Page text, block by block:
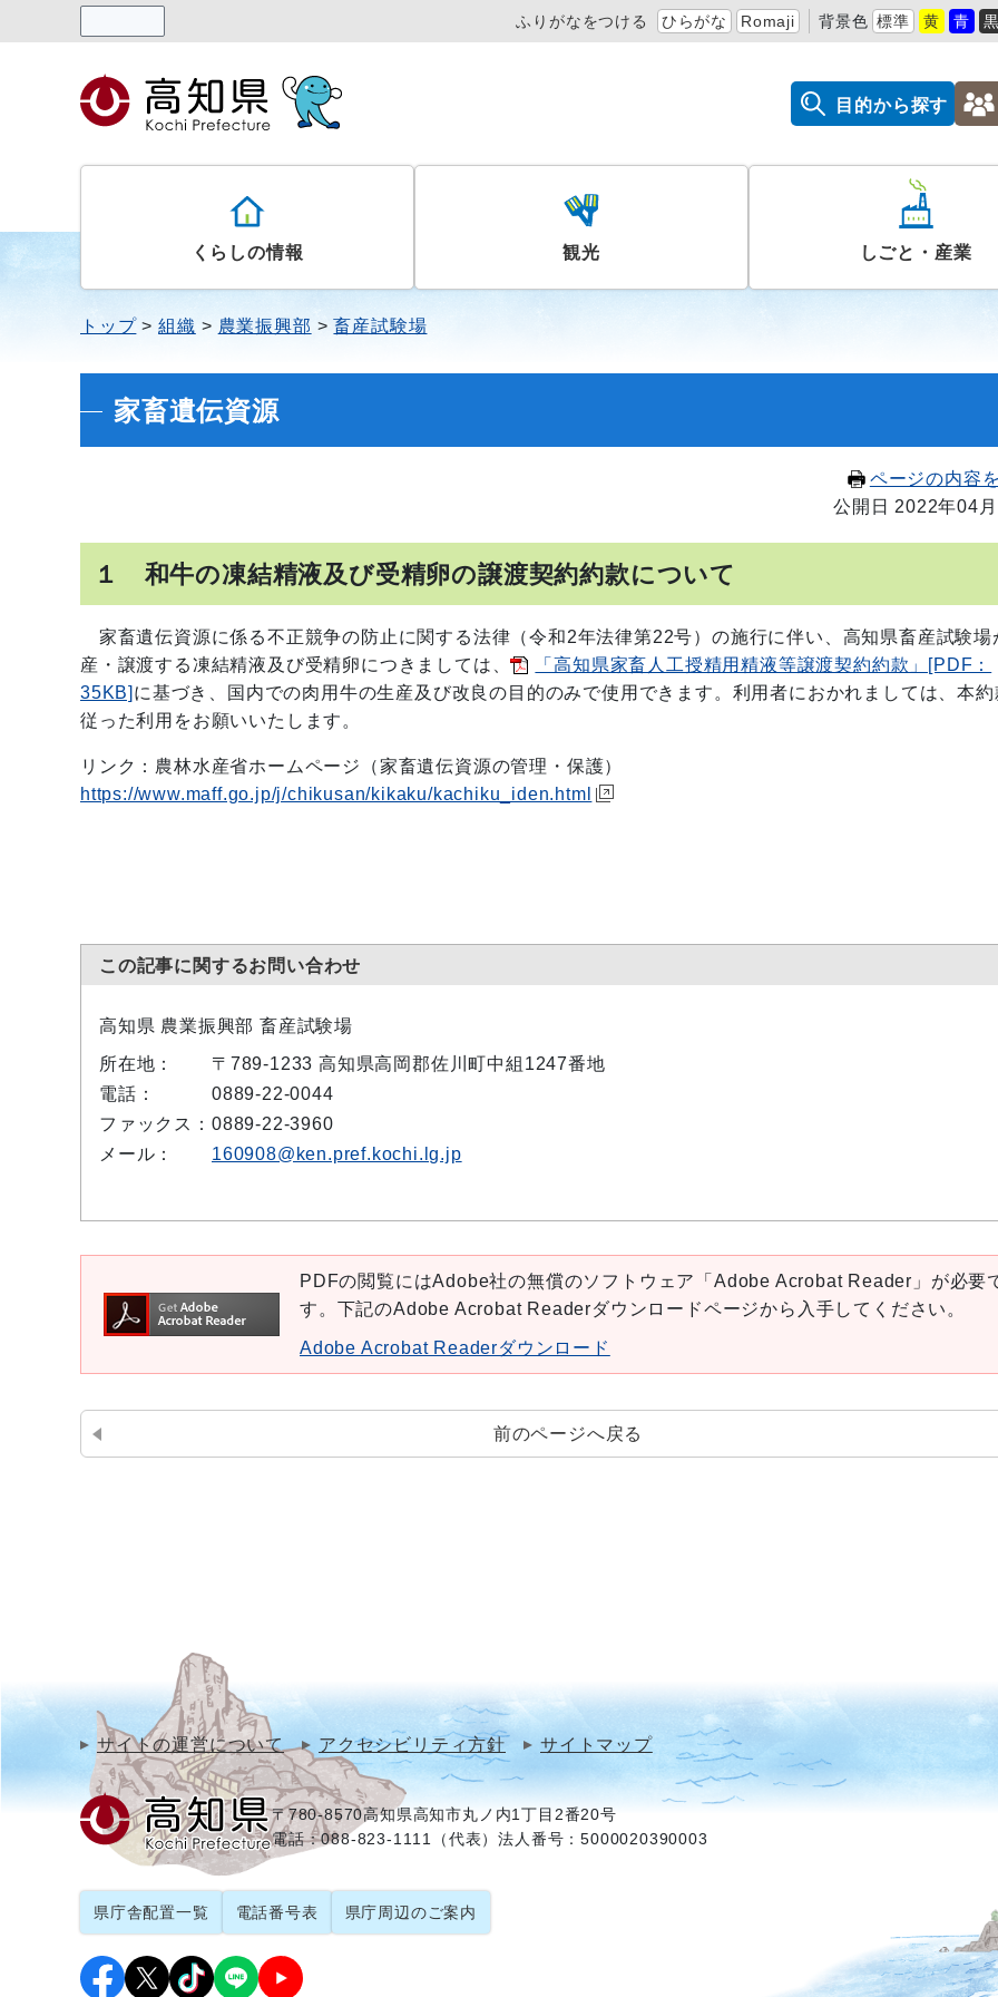
ふりがなをつける ひらがな Romaji 背景色 標準 黄 青
目的から探す
くらしの情報 観光 しごと・産業
トップ 組織 農業振興部 畜産試験場
家畜遺伝資源
ページの内容
公開日 2022年04
１ 和牛の凍結精液及び受精卵の譲渡契約約款について
家畜遺伝資源に係る不正競争の防止に関する法律（令和2年法律第22号）の施行に伴い、高知県畜産試験場
産・譲渡する凍結精液及び受精卵につきましては、
「高知県家畜人工授精用精液等譲渡契約約款」[PDF：
35KB] に基づき、国内での肉用牛の生産及び改良の目的のみで使用できます。利用者におかれましては、本
従った利用をお願いいたします。
リンク：農林水産省ホームページ（家畜遺伝資源の管理・保護）
https://www.maff.go.jp/j/chikusan/kikaku/kachiku_iden.html
この記事に関するお問い合わせ
高知県 農業振興部 畜産試験場
所在地：
〒789-1233 高知県高岡郡佐川町中組1247番地
電話：
0889-22-0044
ファックス： 0889-22-3960
メール：
160908@ken.pref.kochi.lg.jp
PDFの閲覧にはAdobe社の無償のソフトウェア「Adobe Acrobat Reader」が必要
す。下記のAdobe Acrobat Readerダウンロードページから入手してください。
Adobe Acrobat Readerダウンロード
前のページへ戻る
サイトの運営について アクセシビリティ方針 サイトマップ
〒780-8570高知県高知市丸ノ内1丁目2番20号
電話：088-823-1111（代表）法人番号：5000020390003
県庁舎配置一覧 電話番号表 県庁周辺のご案内